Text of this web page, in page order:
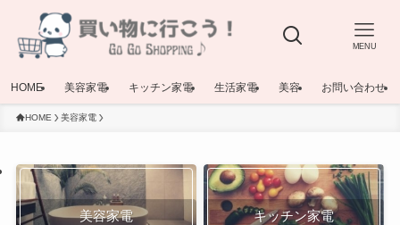
MENU
HOME 美容家電 キッチン家電 生活家電 美容 お問い合わせ
HOME 美容家電
美容家電 キッチン家電